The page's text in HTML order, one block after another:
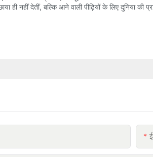
नहीं देतीं, बल्कि आने वाली पीढ़ियों के लिए दुनिया की